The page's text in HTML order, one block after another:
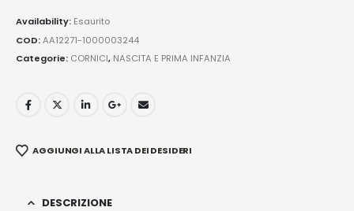
Availability: Esaurito
COD:AA12271-1000003244
Categorie: CORNICI, NASCITA E PRIMA INFANZIA
AGGIUNGI ALLA LISTA DEI DESIDERI
DESCRIZIONE